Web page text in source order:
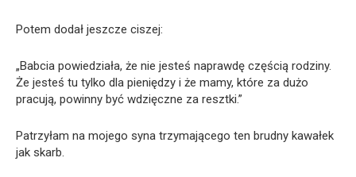
Potem dodał jeszcze ciszej:
„Babcia powiedziała, że nie jesteś naprawdę częścią rodziny.
Że jesteś tu tylko dla pieniędzy i że mamy, które za dużo
pracują, powinny być wdzięczne za resztki.”
Patrzyłam na mojego syna trzymającego ten brudny kawałek
jak skarb.